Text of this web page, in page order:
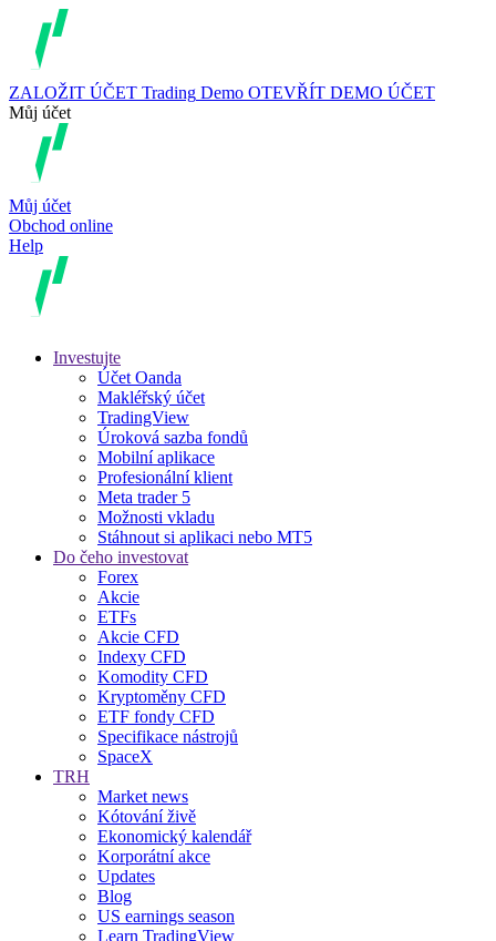
ZALOŽIT ÚČET Trading Demo OTEVŘÍT DEMO ÚČET
Můj účet
Můj účet
Obchod online
Help
Investujte
Účet Oanda
Makléřský účet
TradingView
Úroková sazba fondů
Mobilní aplikace
Profesionální klient
Meta trader 5
Možnosti vkladu
Stáhnout si aplikaci nebo MT5
Do čeho investovat
Forex
Akcie
ETFs
Akcie CFD
Indexy CFD
Komodity CFD
Kryptoměny CFD
ETF fondy CFD
Specifikace nástrojů
SpaceX
TRH
Market news
Kótování živě
Ekonomický kalendář
Korporátní akce
Updates
Blog
US earnings season
Learn TradingView